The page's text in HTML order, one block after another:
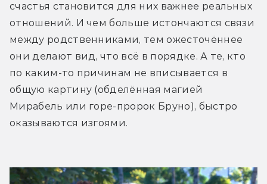
счастья становится для них важнее реальных
отношений. И чем больше истончаются связи
между родственниками, тем ожесточённее
они делают вид, что всё в порядке. А те, кто
по каким-то причинам не вписывается в
общую картину (обделённая магией
Мирабель или горе-пророк Бруно), быстро
оказываются изгоями.